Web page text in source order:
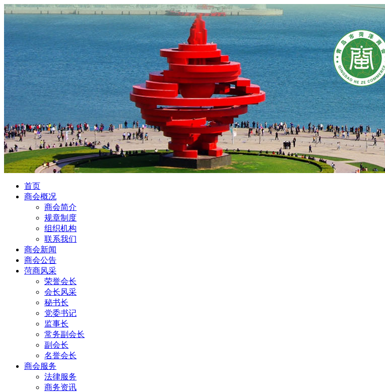
首页
商会概况
商会简介
规章制度
组织机构
联系我们
商会新闻
商会公告
菏商风采
荣誉会长
会长风采
秘书长
党委书记
监事长
常务副会长
副会长
名誉会长
商会服务
法律服务
商务资讯